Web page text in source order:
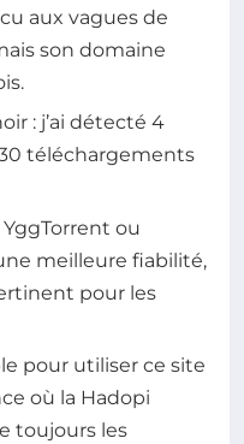
aux vagues de
son domaine
: j’ai détecté 4
téléchargements
ou
meilleure fiabilité,
pour les
pour utiliser ce site
où la Hadopi
toujours les